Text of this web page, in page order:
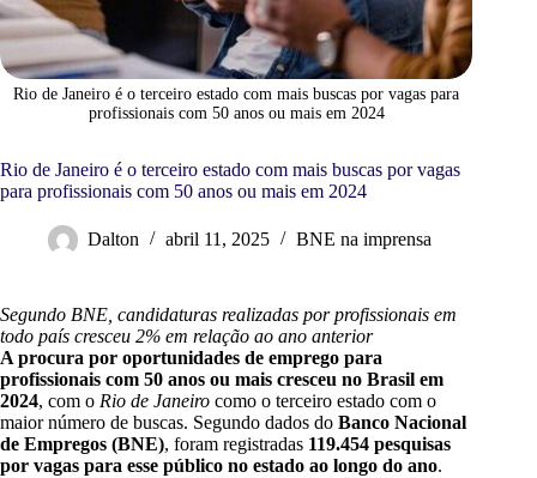
Rio de Janeiro é o terceiro estado com mais buscas por vagas para
profissionais com 50 anos ou mais em 2024
Rio de Janeiro é o terceiro estado com mais buscas por vagas
para profissionais com 50 anos ou mais em 2024
Dalton abril 11, 2025 BNE na imprensa
Segundo BNE, candidaturas realizadas por profissionais em
todo país cresceu 2% em relação ao ano anterior
A procura por oportunidades de emprego para
profissionais com 50 anos ou mais cresceu no Brasil em
2024, com o Rio de Janeiro como o terceiro estado com o
maior número de buscas. Segundo dados do Banco Nacional
de Empregos (BNE), foram registradas 119.454 pesquisas
por vagas para esse público no estado ao longo do ano.